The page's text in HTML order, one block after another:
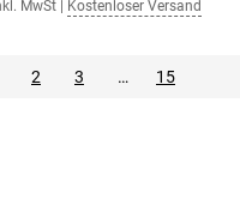
MwSt Kostenloser Versand
2 3 … 15